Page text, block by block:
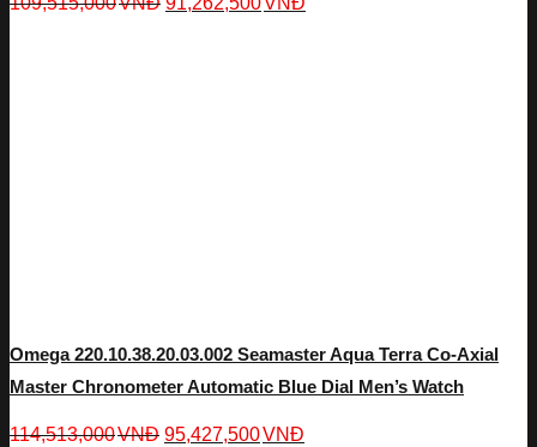
Omega 220.10.38.20.03.002 Seamaster Aqua Terra Co-Axial
Master Chronometer Automatic Blue Dial Men’s Watch
114,513,000VNĐ 95,427,500VNĐ